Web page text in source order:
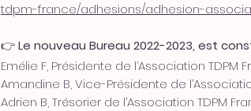
tdpm-france/adhesions/adhesion-
👉Le nouveau Bureau 2022-2023, est
Emélie F, Présidente de l’Association TDPM
Amandine B, Vice-Présidente de
Adrien B, Trésorier de l’Association TDPM